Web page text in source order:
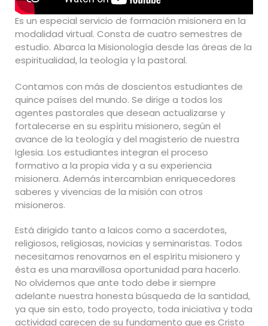
Es un especial servicio de formación misionera en la
modalidad virtual. Consta de cuatro semestres de
estudio. Abarca la Misionología desde las áreas de la
espiritualidad, la teología y la pastoral.
Contamos con más de doscientos estudiantes de
quince países del mundo. Se dirige a todos los
agentes pastorales que desean actualizarse y
fortalecerse en su espíritu misionero, según el
avance de la teología y del magisterio de nuestra
Iglesia. Los estudiantes integran el proceso
formativo a la propia vida y a su experiencia
misionera. Además intercambian enriquecedores
saberes y vivencias de la misión con otros
misioneros.
Está dirigido tanto a laicos como a sacerdotes,
religiosos, religiosas, novicias y seminaristas. Todos
necesitamos renovarnos en el espíritu misionero y
ésta es una maravillosa oportunidad para hacerlo.
No olvidemos que ante todo debe ir siempre
adelante nuestra honesta búsqueda de la santidad,
ya que sin esto, todo proyecto, toda iniciativa y toda
actividad carecen de su fundamento que es Cristo